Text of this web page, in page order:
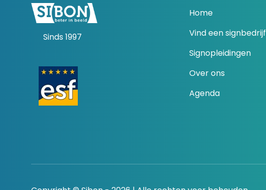
Sinds 1997
Home
Vind een signbedrijf
Signopleidingen
Over ons
Agenda